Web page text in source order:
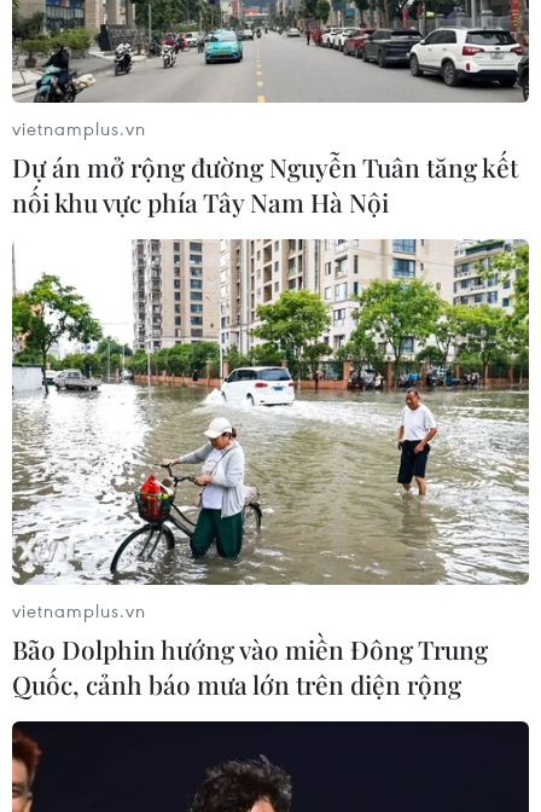
Phấn đấu không còn người
có công nào phải ở trong nhà tạm, nhà dột
nát
09/07/2025 23:55
Thủ tướng yêu cầu hoàn thành xóa nhà tạm, nhà dột nát
cho người có công, gia đình liệt sỹ trước ngày 27/7 để
tri ân sự hy sinh của các anh hùng liệt sỹ, người có công
với cách mạng.
vietnamplus.vn
Dự án mở rộng đường Nguyễn Tuân tăng kết
nối khu vực phía Tây Nam Hà Nội
vietnamplus.vn
Bão Dolphin hướng vào miền Đông Trung
Quốc, cảnh báo mưa lớn trên diện rộng